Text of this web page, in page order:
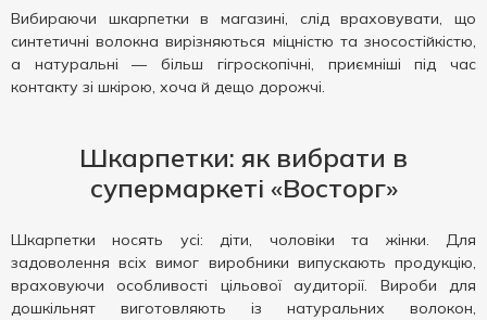
Вибираючи шкарпетки в магазині, слід враховувати, що
синтетичні волокна вирізняються міцністю та зносостійкістю,
а натуральні — більш гігроскопічні, приємніші під час
контакту зі шкірою, хоча й дещо дорожчі.
Шкарпетки: як вибрати в
супермаркеті «Восторг»
Шкарпетки носять усі: діти, чоловіки та жінки. Для
задоволення всіх вимог виробники випускають продукцію,
враховуючи особливості цільової аудиторії. Вироби для
дошкільнят виготовляють із натуральних волокон,